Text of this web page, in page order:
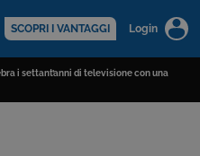
SCOPRI I VANTAGGI Login
i settant’anni di televisione con una